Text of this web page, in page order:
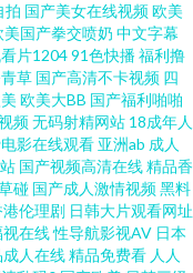
人爱 韩国福利影院 欧美精
91 黄色最新网址 免费黃色
脸双飞 成人在线不卡 黄色
国产丝袜 超碰人人肏 国产
址黄色 91新视频 超碰人妻
拍 国产美女在线视频欧美
美国产拳交喷奶 中文字幕
片120491色快播福利撸
草 国产高清不卡视频 四
欧美大BB 国产福利啪啪
频无码射精网站 18成年人
影在线观看 亚洲ab 成人
国产视频高清在线精品香
碰 国产成人激情视频黑料
港伦理剧 日韩大片观看网址
在线性导航影视AV 日本
人在线精品免费看 人人